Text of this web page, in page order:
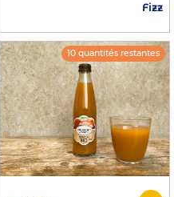
Fizz
10 quantités restantes